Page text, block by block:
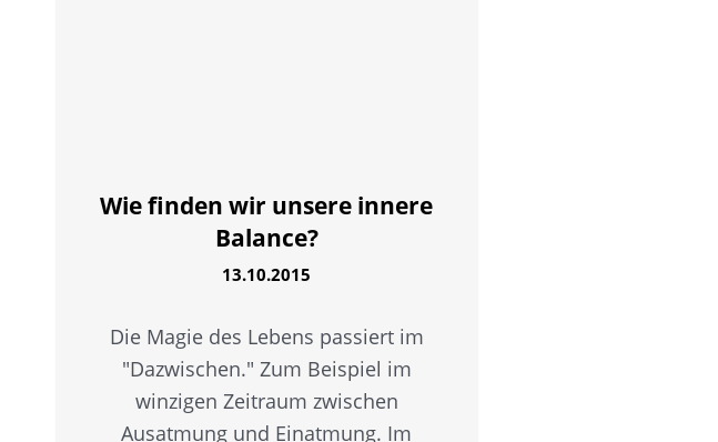
Wie finden wir unsere innere
Balance?
13.10.2015
Die Magie des Lebens passiert im
"Dazwischen." Zum Beispiel im
winzigen Zeitraum zwischen
Ausatmung und Einatmung. Im